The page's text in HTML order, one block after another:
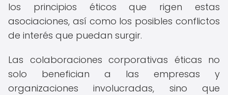
los principios éticos que rigen estas
asociaciones, así como los posibles conflictos
de interés que puedan surgir.
Las colaboraciones corporativas éticas no
solo benefician a las empresas y
organizaciones involucradas, sino que